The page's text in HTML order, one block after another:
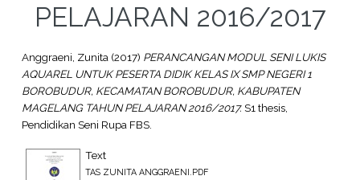
PELAJARAN 2016/2017
Anggraeni, Zunita(2017) PERANCANGAN MODUL SENI LUKIS
AQUAREL UNTUK PESERTA DIDIK KELAS IX SMP NEGERI 1
BOROBUDUR, KECAMATAN BOROBUDUR, KABUPATEN
MAGELANG TAHUN PELAJARAN 2016/2017.S1 thesis,
Pendidikan Seni Rupa FBS.
Text
TAS ZUNITA ANGGRAENI.PDF